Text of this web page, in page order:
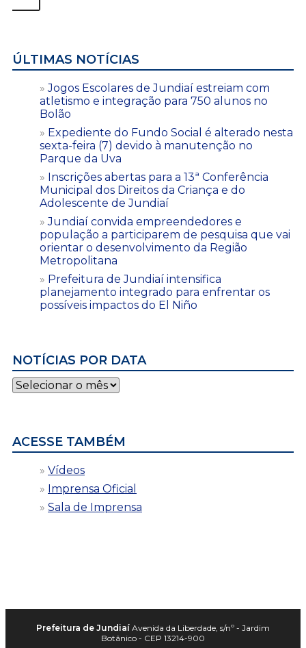
ÚLTIMAS NOTÍCIAS
Jogos Escolares de Jundiaí estreiam com
atletismo e integração para 750 alunos no
Bolão
Expediente do Fundo Social é alterado nesta
sexta-feira (7) devido à manutenção no
Parque da Uva
Inscrições abertas para a 13ª Conferência
Municipal dos Direitos da Criança e do
Adolescente de Jundiaí
Jundiaí convida empreendedores e
população a participarem de pesquisa que vai
orientar o desenvolvimento da Região
Metropolitana
Prefeitura de Jundiaí intensifica
planejamento integrado para enfrentar os
possíveis impactos do El Niño
NOTÍCIAS POR DATA
Notícias
por
ACESSE TAMBÉM
Vídeos
Imprensa Oficial
Sala de Imprensa
Prefeitura de Jundiaí Avenida da Liberdade, s/nº - Jardim
Botânico - CEP 13214-900